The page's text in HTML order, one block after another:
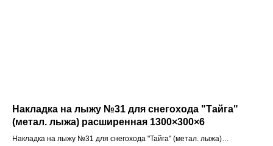
Накладка на лыжу №31 для снегохода "Тайга"
(метал. лыжа) расширенная 1300×300×6
Накладка на лыжу №31 для снегохода "Тайга" (метал. лыжа)